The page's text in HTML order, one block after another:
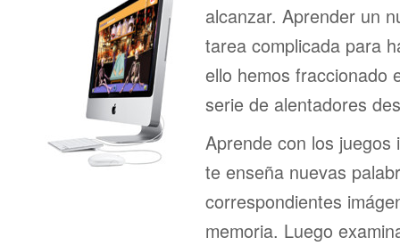
alcanzar. Aprender un
tarea complicada para
ello hemos fraccionado
serie de alentadores
Aprende con los juegos
te enseña nuevas
correspondientes
memoria. Luego